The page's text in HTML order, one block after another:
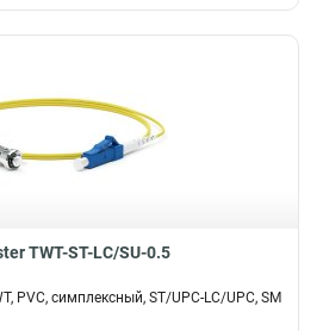
TWT-ST-LC/SU-0.5
PVC, симплексный, ST/UPC-LC/UPC, SM